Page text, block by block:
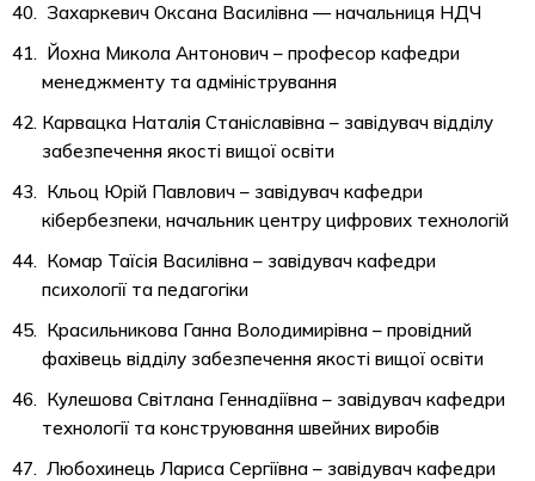
Захаркевич Оксана Василівна — начальниця НДЧ
Йохна Микола Антонович – професор кафедри
менеджменту та адміністрування
Карвацка Наталія Станіславівна – завідувач відділу
забезпечення якості вищої освіти
Кльоц Юрій Павлович – завідувач кафедри
кібербезпеки, начальник центру цифрових технологій
Комар Таїсія Василівна – завідувач кафедри
психології та педагогіки
Красильникова Ганна Володимирівна – провідний
фахівець відділу забезпечення якості вищої освіти
Кулешова Світлана Геннадіївна – завідувач кафедри
технології та конструювання швейних виробів
Любохинець Лариса Сергіївна – завідувач кафедри